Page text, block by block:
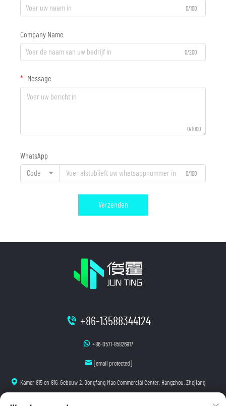
0/100
Company Name
0/200
Message
0/1000
WhatsApp
Code 0/100
Verzenden
+86-13588344124
+86-0571-85826917
[email protected]
Kamer 815 en 816, Gebouw 2, Dongfang Mao Commercial Center, Hangzhou, Zhejiang